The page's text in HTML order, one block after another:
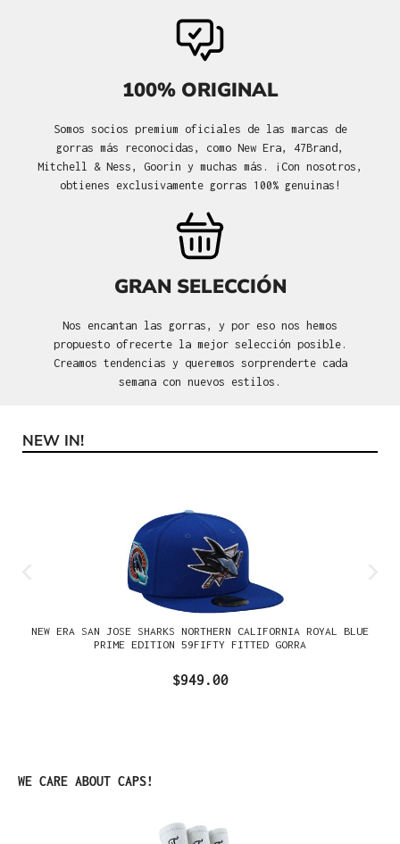
100% ORIGINAL
Somos socios premium oficiales de las marcas de
gorras más reconocidas, como New Era, 47Brand,
Mitchell & Ness, Goorin y muchas más. ¡Con nosotros,
obtienes exclusivamente gorras 100% genuinas!
GRAN SELECCIÓN
Nos encantan las gorras, y por eso nos hemos
propuesto ofrecerte la mejor selección posible.
Creamos tendencias y queremos sorprenderte cada
semana con nuevos estilos.
Omitir la galería de productos
NEW IN!
NEW ERA SAN JOSE SHARKS NORTHERN CALIFORNIA ROYAL BLUE
PRIME EDITION 59FIFTY FITTED GORRA
$949.00
Omitir la galería de productos
WE CARE ABOUT CAPS!